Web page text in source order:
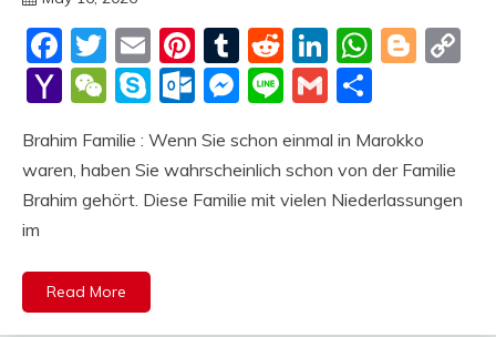
Facebook
Twitter
EmailPinterest
Tumblr
Reddit
LinkedIn
Yahoo
WeChat
SkypeOutlook.com
Messenger
LineGmail
Brahim Familie : Wenn Sie schon einmal in Marokko
waren, haben Sie wahrscheinlich schon von der Familie
Brahim gehört. Diese Familie mit vielen Niederlassungen
im
Read More